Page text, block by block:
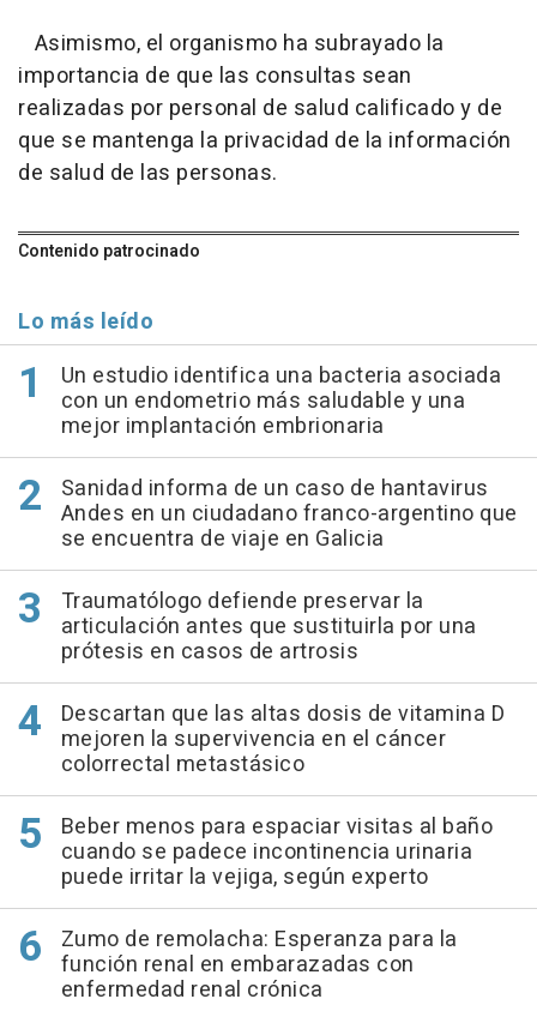
Asimismo, el organismo ha subrayado la
importancia de que las consultas sean
realizadas por personal de salud calificado y de
que se mantenga la privacidad de la información
de salud de las personas.
Contenido patrocinado
Lo más leído
Un estudio identifica una bacteria asociada
con un endometrio más saludable y una
mejor implantación embrionaria
Sanidad informa de un caso de hantavirus
Andes en un ciudadano franco-argentino que
se encuentra de viaje en Galicia
Traumatólogo defiende preservar la
articulación antes que sustituirla por una
prótesis en casos de artrosis
Descartan que las altas dosis de vitamina D
mejoren la supervivencia en el cáncer
colorrectal metastásico
Beber menos para espaciar visitas al baño
cuando se padece incontinencia urinaria
puede irritar la vejiga, según experto
Zumo de remolacha: Esperanza para la
función renal en embarazadas con
enfermedad renal crónica